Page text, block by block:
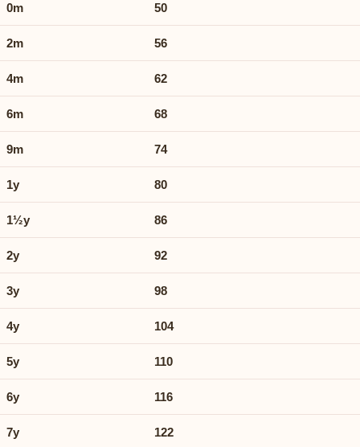
0m 50
2m 56
4m 62
6m 68
9m 74
1y 80
1½y 86
2y 92
3y 98
4y 104
5y 110
6y 116
7y 122